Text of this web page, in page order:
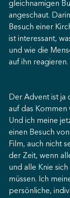
gleichnamigen
angeschaut.
Besuch einer
ist interessant,
und wie die
auf ihn reagieren.
Der Advent ist ja
auf das Kommen
Und ich meine
einen Besuch
Film, auch nicht
der Zeit, wenn
und alle Knie
müssen. Ich
persönliche,